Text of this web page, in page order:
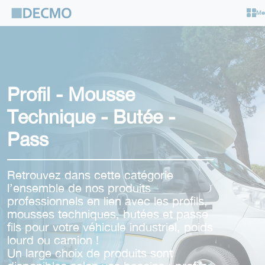
Profil - Mousse
Technique - Butée -
Pass
Retrouvez dans cette catégorie
l’ensemble de nos produits
professionnels en lien avec les profils,
mousses techniques, butées et passe
fils pour votre véhicule industriel, poids
lourd ou camion !
Un large choix de produits sont
Cookies management panel